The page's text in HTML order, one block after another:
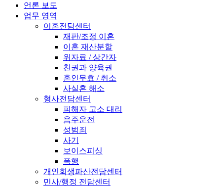
언론 보도
업무 영역
이혼전담센터
재판/조정 이혼
이혼 재산분할
위자료 / 상간자
친권과 양육권
혼인무효 / 취소
사실혼 해소
형사전담센터
피해자 고소 대리
음주운전
성범죄
사기
보이스피싱
폭행
개인회생파산전담센터
민사/행정 전담센터